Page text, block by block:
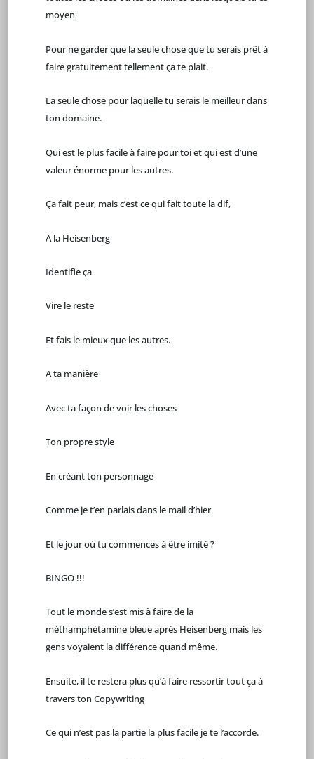
moyen
Pour ne garder que la seule chose que tu serais prêt à
faire gratuitement tellement ça te plait.
La seule chose pour laquelle tu serais le meilleur dans
ton domaine.
Qui est le plus facile à faire pour toi et qui est d’une
valeur énorme pour les autres.
Ça fait peur, mais c’est ce qui fait toute la dif,
A la Heisenberg
Identifie ça
Vire le reste
Et fais le mieux que les autres.
A ta manière
Avec ta façon de voir les choses
Ton propre style
En créant ton personnage
Comme je t’en parlais dans le mail d’hier
Et le jour où tu commences à être imité ?
BINGO !!!
Tout le monde s’est mis à faire de la
méthamphétamine bleue après Heisenberg mais les
gens voyaient la différence quand même.
Ensuite, il te restera plus qu’à faire ressortir tout ça à
travers ton Copywriting
Ce qui n’est pas la partie la plus facile je te l’accorde.